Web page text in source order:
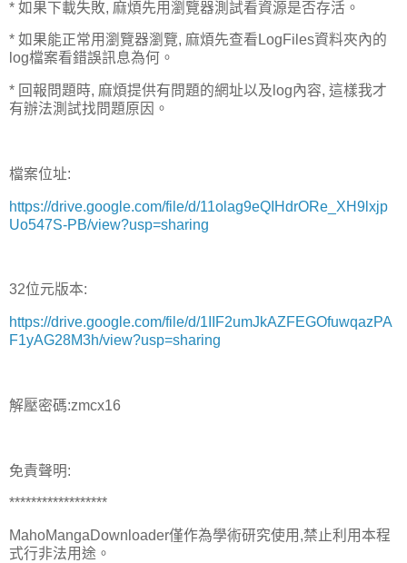
* 如果下載失敗, 麻煩先用瀏覽器測試看資源是否存活。
* 如果能正常用瀏覽器瀏覽, 麻煩先查看LogFiles資料夾內的
log檔案看錯誤訊息為何。
* 回報問題時, 麻煩提供有問題的網址以及log內容, 這樣我才
有辦法測試找問題原因。
檔案位址:
https://drive.google.com/file/d/11olag9eQIHdrORe_XH9lxjp
Uo547S-PB/view?usp=sharing
32位元版本:
https://drive.google.com/file/d/1IIF2umJkAZFEGOfuwqazPA
F1yAG28M3h/view?usp=sharing
解壓密碼:zmcx16
免責聲明:
******************
MahoMangaDownloader僅作為學術研究使用,禁止利用本程
式行非法用途。